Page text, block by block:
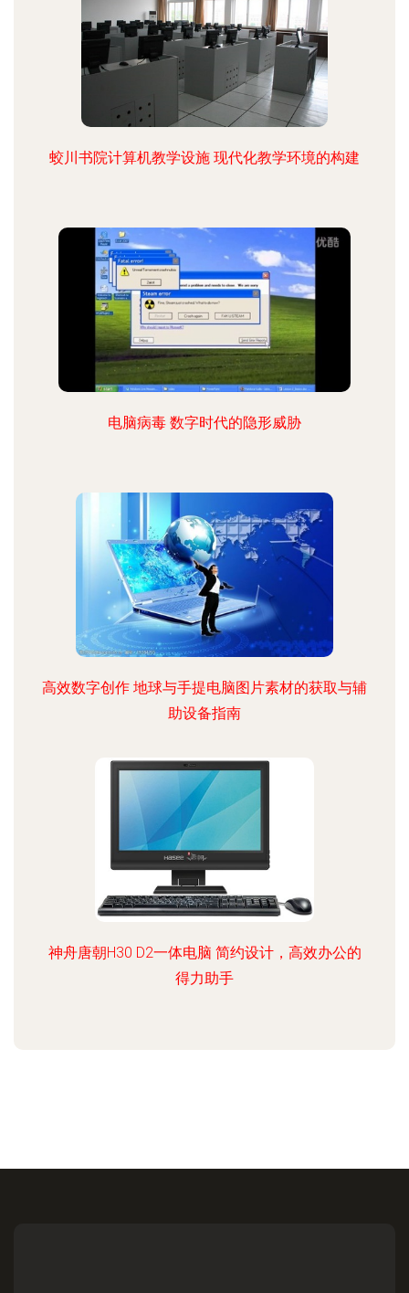
蛟川书院计算机教学设施 现代化教学环境的构建
电脑病毒 数字时代的隐形威胁
高效数字创作 地球与手提电脑图片素材的获取与辅
助设备指南
神舟唐朝H30 D2一体电脑 简约设计，高效办公的
得力助手